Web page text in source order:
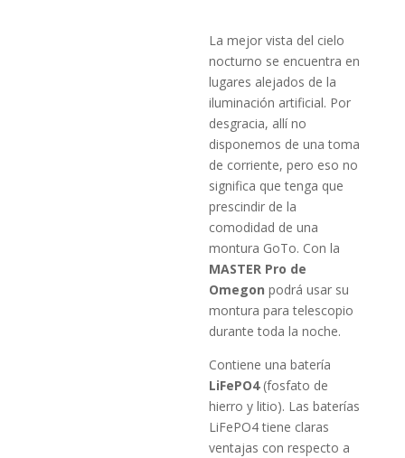
La mejor vista del cielo
nocturno se encuentra en
lugares alejados de la
iluminación artificial. Por
desgracia, allí no
disponemos de una toma
de corriente, pero eso no
significa que tenga que
prescindir de la
comodidad de una
montura GoTo. Con la
MASTER Pro de
Omegon podrá usar su
montura para telescopio
durante toda la noche.
Contiene una batería
LiFePO4(fosfato de
hierro y litio). Las baterías
LiFePO4 tiene claras
ventajas con respecto a